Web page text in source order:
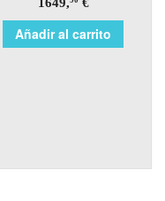
Añadir al carrito